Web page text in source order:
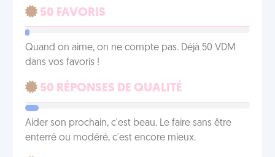
50 FAVORIS
Quand on aime, on ne compte pas. Déjà 50 VDM
dans vos favoris !
50 RÉPONSES DE QUALITÉ
Aider son prochain, c'est beau. Le faire sans être
enterré ou modéré, c'est encore mieux.